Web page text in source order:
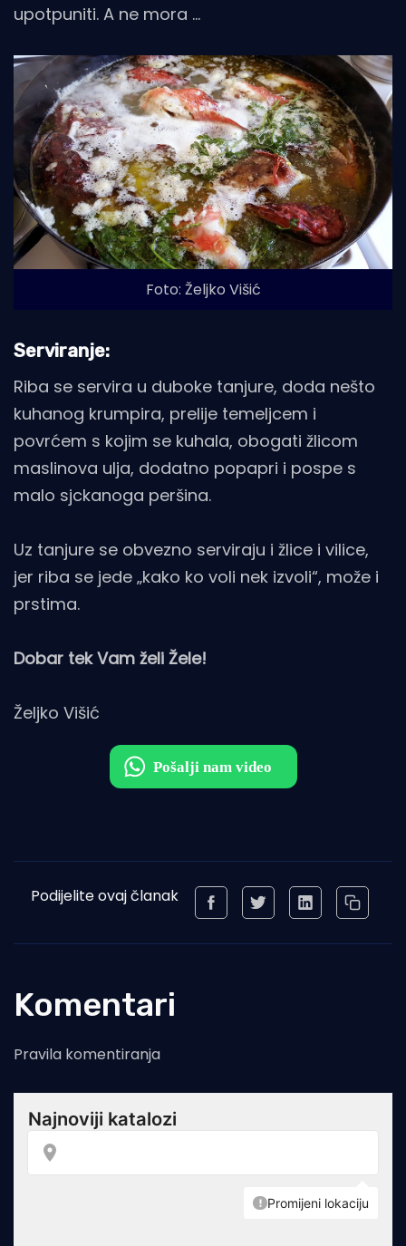
upotpuniti. A ne mora …
Foto: Željko Višić
Serviranje:
Riba se servira u duboke tanjure, doda nešto
kuhanog krumpira, prelije temeljcem i
povrćem s kojim se kuhala, obogati žlicom
maslinova ulja, dodatno popapri i pospe s
malo sjckanoga peršina.
Uz tanjure se obvezno serviraju i žlice i vilice,
jer riba se jede „kako ko voli nek izvoli“, može i
prstima.
Dobar tek Vam želi Žele!
Željko Višić
Podijelite ovaj članak
Komentari
Pravila komentiranja